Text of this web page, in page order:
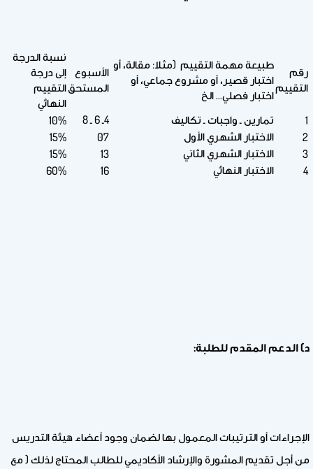
رقم
التقييم
طبيعة مهمة التقييم (مثلا: مقالة، أو
اختبار قصير، أو مشروع جماعي، أو
اختبار فصلي... الخ
الأسبوع
المستحق
نسبة الدرجة
إلى درجة
التقييم
النهائي
1
تمارين ـ واجبات ـ تكاليف 4ـ 6 ـ 8
10%
2
الاختبار الشهري الأول 07
15%
3
الاختبار الشهري الثاني 13
15%
4
الاختبار النهائي 16
60%
د) الدعم المقدم للطلبة:
الإجراءات أو الترتيبات المعمول بها لضمان وجود أعضاء هيئة التدريس
من أجل تقديم المشورة والإرشاد الأكاديمي للطالب المحتاج لذلك ( مع